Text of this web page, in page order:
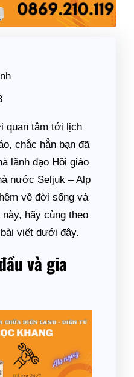
quan tâm tới lịch
chắc hẳn bạn đã
lãnh đạo Hồi giáo
nước Seljuk – Alp
về đời sống và
hãy cùng theo
viết dưới đây.
và gia